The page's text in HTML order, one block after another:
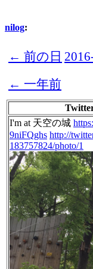
nilog:
← 前の日
← 一年前
I'm at 天空の城
9niFQghs http://
183757824/photo/1